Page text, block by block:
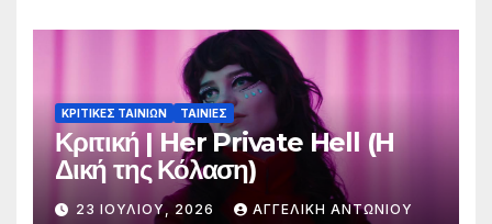
ΚΡΙΤΙΚΕΣ ΤΑΙΝΙΩΝ ΤΑΙΝΙΕΣ
Κριτική | Her Private Hell (H
Δική της Κόλαση)
23 ΙΟΥΛΊΟΥ, 2026 ΑΓΓΕΛΙΚΉ ΑΝΤΩΝΊΟΥ